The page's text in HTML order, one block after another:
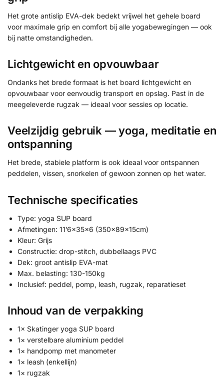
Het grote antislip EVA-dek bedekt vrijwel het gehele board
voor maximale grip en comfort bij alle yogabewegingen — ook
bij natte omstandigheden.
Lichtgewicht en opvouwbaar
Ondanks het brede formaat is het board lichtgewicht en
opvouwbaar voor eenvoudig transport en opslag. Past in de
meegeleverde rugzak — ideaal voor sessies op locatie.
Veelzijdig gebruik — yoga, meditatie en
ontspanning
Het brede, stabiele platform is ook ideaal voor ontspannen
peddelen, vissen, snorkelen of gewoon zonnen op het water.
Technische specificaties
Type: yoga SUP board
Afmetingen: 11’6x35x6 (350x89x15cm)
Kleur: Grijs
Constructie: drop-stitch, dubbellaags PVC
Dek: groot antislip EVA-mat
Max. belasting: 130-150kg
Inclusief: peddel, pomp, leash, rugzak, reparatieset
Inhoud van de verpakking
1× Skatinger yoga SUP board
1× verstelbare aluminium peddel
1× handpomp met manometer
1× leash (enkellijn)
1× rugzak